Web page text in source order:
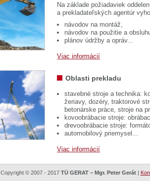
Na základe požiadaviek
a prekladateľských agentúr
návodov na montáž,
návodov na použitie a
plánov údržby a opráv...
Viac informácií
Oblasti prekladu
stavebné stroje a technika:
žeriavy, dozéry, traktorové
betonárske práce, stroje na
kovoobrábacie stroje:
drevoobrábacie stroje:
automobilový priemysel...
Viac informácií
Copyright © 2007 - 2017 TÜ GERAT – Mgr. Peter Gerát|